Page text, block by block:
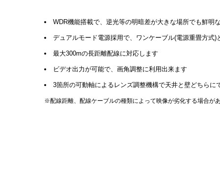
WDR機能搭載で、逆光等の明暗差が大きな場所でも鮮明
デュアルモード電源採用で、ワンケーブル(電源重畳方式
最大300mの長距離配線に対応します
ビデオ出力が可能で、画角調整に利用出来ます
3箇所の可動軸によるレンズ調整機構で天井と壁どちらに
※配線距離、配線ケーブルの種類によって映像が劣化する場合が